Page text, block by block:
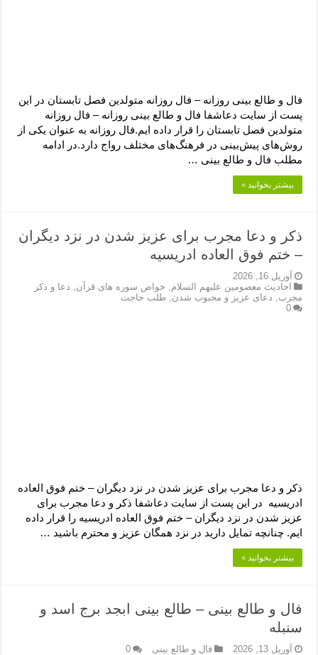
فال و طالع بینی روزانه – فال روزانه متولدین فصل تابستان در این
پست از سایت دعاشفا فال و طالع بینی روزانه – فال روزانه
متولدین فصل تابستان را قرار داده ایم.فال روزانه به عنوان یکی از
روش‌های پیش‌بینی در فرهنگ‌های مختلف رواج دارد.در ادامه
مطلب فال و طالع بینی …
بیشتر بخوانید »
ذکر و دعا مجرب برای عزیز شدن در نزد دیگران
– ختم فوق العاده ادریسیه
آوریل 16, 2026
احادیث معصومین علیهم السلام, خواص سوره های قرآن, دعا و ذکر
مجرب, دعای عزیز و محبوب شدن,طلب حاجت
0
ذکر و دعا مجرب برای عزیز شدن در نزد دیگران – ختم فوق العاده
ادریسیه در این پست از سایت دعاشفا ذکر و دعا مجرب برای
عزیز شدن در نزد دیگران – ختم فوق العاده ادریسیه را قرار داده
ایم. چنانچه تمایل دارید در نزد همگان عزیز و محترم باشید …
بیشتر بخوانید »
فال و طالع بینی – طالع بینی ابجد برج اسد و
سنبله
آوریل 13, 2026 فال و طالع بینی 0